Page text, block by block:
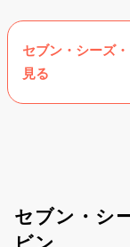
セブン・シーズ
見る
セブン・シ